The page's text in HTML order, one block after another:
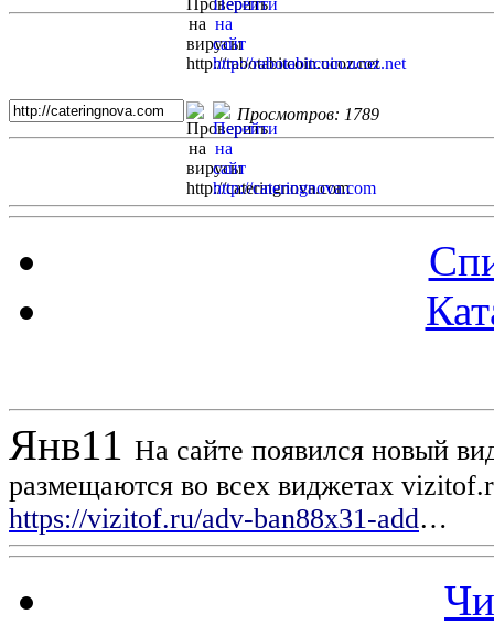
Просмотров: 1789
Янв11 На сайте появился новый
размещаются во всех виджетах
https://vizitof.ru/adv-ban88x31-add…